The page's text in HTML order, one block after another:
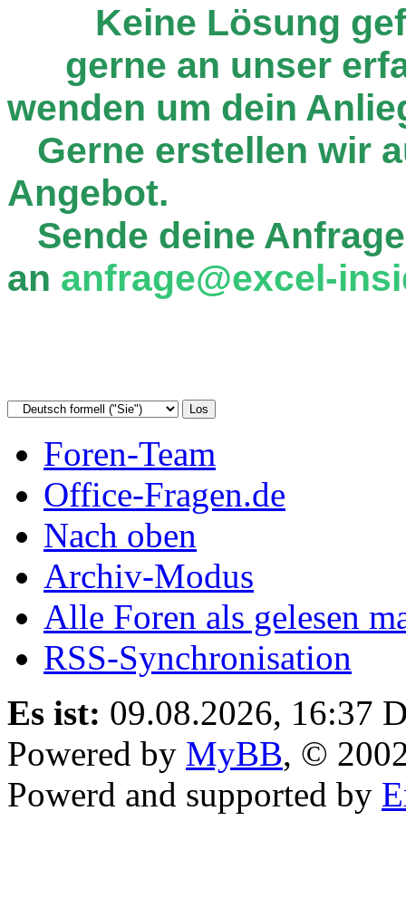
Keine Lösung
gerne an unser
wenden um dein
Gerne erstellen wir
Angebot.
Sende deine
an anfrage@excel-
Foren-Team
Office-Fragen.de
Nach oben
Archiv-Modus
Alle Foren als gelesen
RSS-Synchronisation
Es ist: 09.08.2026, 16:37
Powered by MyBB, ©
Powerd and supported by